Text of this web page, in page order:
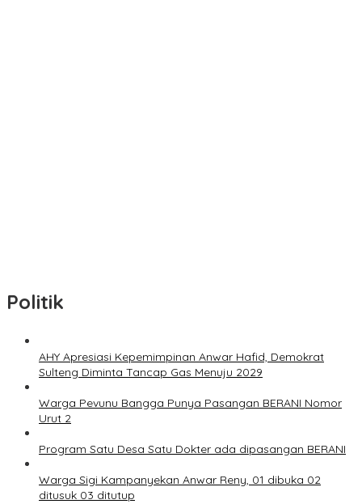
Politik
AHY Apresiasi Kepemimpinan Anwar Hafid, Demokrat
Sulteng Diminta Tancap Gas Menuju 2029
Warga Pevunu Bangga Punya Pasangan BERANI Nomor
Urut 2
Program Satu Desa Satu Dokter ada dipasangan BERANI
Warga Sigi Kampanyekan Anwar Reny, 01 dibuka 02
ditusuk 03 ditutup